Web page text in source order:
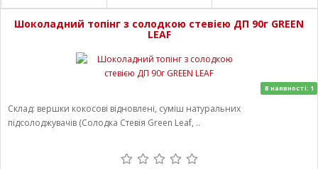
Шоколадний топінг з солодкою стевією ДП 90г GREEN
LEAF
В наявності: 1
Склад: вершки кокосові відновлені, суміш натуральних
підсолоджувачів (Солодка Стевія Green Leaf, ..